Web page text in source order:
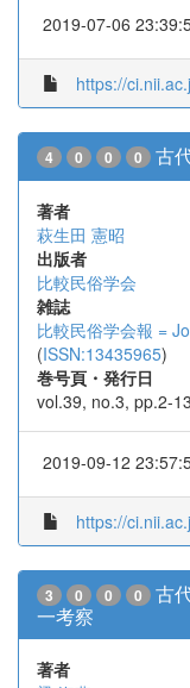
2019-07-06
https://
4 0 0 0 古
著者
萩生田 憲昭
出版者
比較民俗学会
雑誌
比較民俗学会報 =
(ISSN:13435965)
巻号頁・発行日
vol.39, no.3, pp.2-
2019-09-12
https://
3 0 0 0
古
一考察
著者